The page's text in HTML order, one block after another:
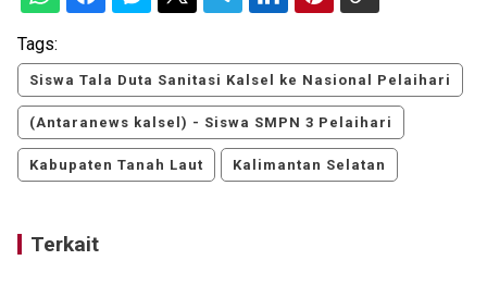
Tags:
Siswa Tala Duta Sanitasi Kalsel ke Nasional Pelaihari
(Antaranews kalsel) - Siswa SMPN 3 Pelaihari
Kabupaten Tanah Laut Kalimantan Selatan
Terkait